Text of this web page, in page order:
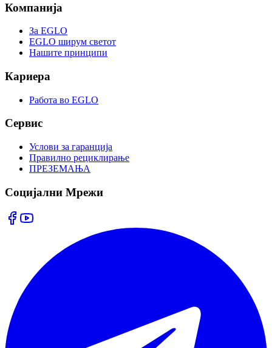
Компанија
За EGLO
EGLO ширум светот
Нашите принципи
Кариера
Работа во EGLO
Сервис
Услови за гаранција
Правилно рециклирање
ПРЕЗЕМАЊА
Социјални Мрежи